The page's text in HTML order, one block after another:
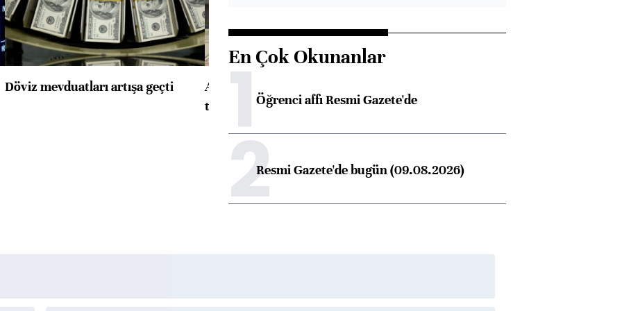
Döviz mevduatları artışa geçti
ABD'de konut başlangıçları
toparlandı
En Çok Okunanlar
1Öğrenci affı Resmi Gazete'de
2Resmi Gazete'de bugün (09.08.2026)